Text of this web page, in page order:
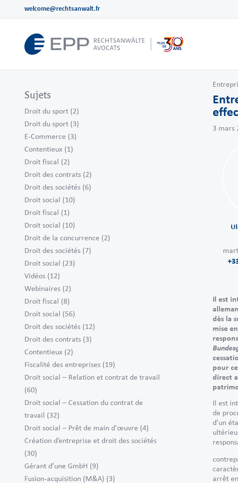
welcome@rechtsanwalt.fr
Il est
dès la
mise
pour
direct
Il est
de
d’un
arrêt
3 mars
Sujets
Droit du sport (2)
Droit du sport (3)
E-Commerce (3)
Contentieux (1)
Droit fiscal (2)
Droit des contrats (2)
Droit des sociétés (6)
Droit social (10)
Droit fiscal (1)
Droit social (10)
Droit de la concurrence (2)
Droit des sociétés (7)
Droit social (23)
Vidéos (12)
Webinaires (2)
Droit fiscal (8)
Droit social (56)
Droit des sociétés (12)
Droit des contrats (3)
Contentieux (2)
Fiscalité des entreprises (19)
Droit social – Relation et contrat de travail
(60)
Droit social – Cessation du contrat de
travail (32)
Droit social – Prêt de main d'œuvre (4)
Création d’entreprise et droit des sociétés
(30)
Gérant d’une GmbH (9)
Fusion-acquisition (M&A) (3)